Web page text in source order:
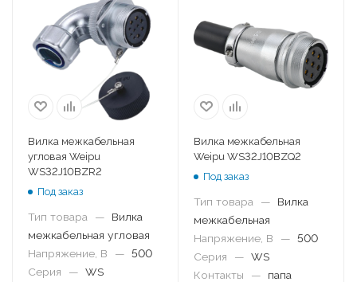
Вилка межкабельная
угловая Weipu
WS32J10BZR2
Под заказ
Тип товара —
Вилка
межкабельная угловая
Напряжение, В
— 500
Серия
— WS
Вилка межкабельная
Weipu WS32J10BZQ2
Под заказ
Тип товара —
Вилка
межкабельная
Напряжение, В
— 500
Серия
— WS
Контакты
—
папа